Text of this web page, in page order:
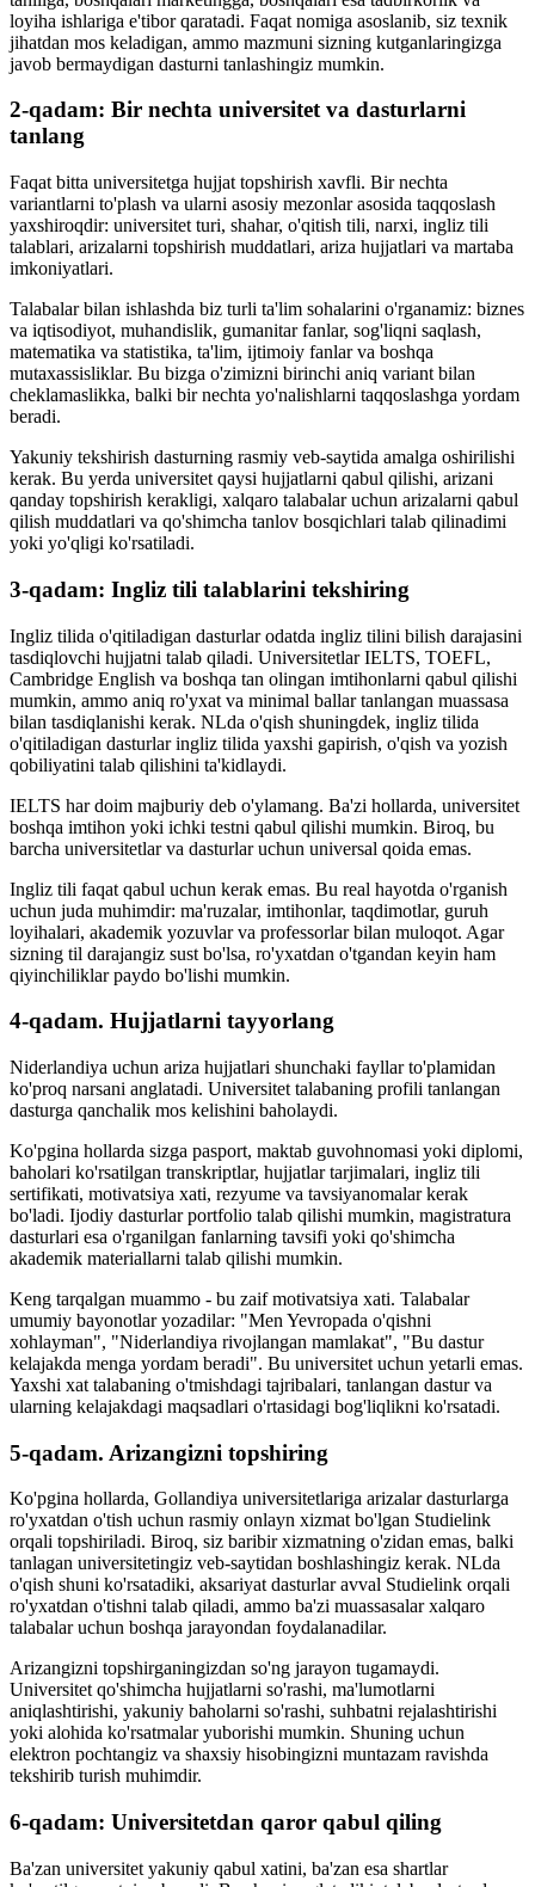
loyiha ishlariga e'tibor qaratadi. Faqat nomiga asoslanib, siz texnik
jihatdan mos keladigan, ammo mazmuni sizning kutganlaringizga
javob bermaydigan dasturni tanlashingiz mumkin.
2-qadam: Bir nechta universitet va dasturlarni
tanlang
Faqat bitta universitetga hujjat topshirish xavfli. Bir nechta
variantlarni to'plash va ularni asosiy mezonlar asosida taqqoslash
yaxshiroqdir: universitet turi, shahar, o'qitish tili, narxi, ingliz tili
talablari, arizalarni topshirish muddatlari, ariza hujjatlari va martaba
imkoniyatlari.
Talabalar bilan ishlashda biz turli ta'lim sohalarini o'rganamiz: biznes
va iqtisodiyot, muhandislik, gumanitar fanlar, sog'liqni saqlash,
matematika va statistika, ta'lim, ijtimoiy fanlar va boshqa
mutaxassisliklar. Bu bizga o'zimizni birinchi aniq variant bilan
cheklamaslikka, balki bir nechta yo'nalishlarni taqqoslashga yordam
beradi.
Yakuniy tekshirish dasturning rasmiy veb-saytida amalga oshirilishi
kerak. Bu yerda universitet qaysi hujjatlarni qabul qilishi, arizani
qanday topshirish kerakligi, xalqaro talabalar uchun arizalarni qabul
qilish muddatlari va qo'shimcha tanlov bosqichlari talab qilinadimi
yoki yo'qligi ko'rsatiladi.
3-qadam: Ingliz tili talablarini tekshiring
Ingliz tilida o'qitiladigan dasturlar odatda ingliz tilini bilish darajasini
tasdiqlovchi hujjatni talab qiladi. Universitetlar IELTS, TOEFL,
Cambridge English va boshqa tan olingan imtihonlarni qabul qilishi
mumkin, ammo aniq ro'yxat va minimal ballar tanlangan muassasa
bilan tasdiqlanishi kerak. NLda o'qish shuningdek, ingliz tilida
o'qitiladigan dasturlar ingliz tilida yaxshi gapirish, o'qish va yozish
qobiliyatini talab qilishini ta'kidlaydi.
IELTS har doim majburiy deb o'ylamang. Ba'zi hollarda, universitet
boshqa imtihon yoki ichki testni qabul qilishi mumkin. Biroq, bu
barcha universitetlar va dasturlar uchun universal qoida emas.
Ingliz tili faqat qabul uchun kerak emas. Bu real hayotda o'rganish
uchun juda muhimdir: ma'ruzalar, imtihonlar, taqdimotlar, guruh
loyihalari, akademik yozuvlar va professorlar bilan muloqot. Agar
sizning til darajangiz sust bo'lsa, ro'yxatdan o'tgandan keyin ham
qiyinchiliklar paydo bo'lishi mumkin.
4-qadam. Hujjatlarni tayyorlang
Niderlandiya uchun ariza hujjatlari shunchaki fayllar to'plamidan
ko'proq narsani anglatadi. Universitet talabaning profili tanlangan
dasturga qanchalik mos kelishini baholaydi.
Ko'pgina hollarda sizga pasport, maktab guvohnomasi yoki diplomi,
baholari ko'rsatilgan transkriptlar, hujjatlar tarjimalari, ingliz tili
sertifikati, motivatsiya xati, rezyume va tavsiyanomalar kerak
bo'ladi. Ijodiy dasturlar portfolio talab qilishi mumkin, magistratura
dasturlari esa o'rganilgan fanlarning tavsifi yoki qo'shimcha
akademik materiallarni talab qilishi mumkin.
Keng tarqalgan muammo - bu zaif motivatsiya xati. Talabalar
umumiy bayonotlar yozadilar: "Men Yevropada o'qishni
xohlayman", "Niderlandiya rivojlangan mamlakat", "Bu dastur
kelajakda menga yordam beradi". Bu universitet uchun yetarli emas.
Yaxshi xat talabaning o'tmishdagi tajribalari, tanlangan dastur va
ularning kelajakdagi maqsadlari o'rtasidagi bog'liqlikni ko'rsatadi.
5-qadam. Arizangizni topshiring
Ko'pgina hollarda, Gollandiya universitetlariga arizalar dasturlarga
ro'yxatdan o'tish uchun rasmiy onlayn xizmat bo'lgan Studielink
orqali topshiriladi. Biroq, siz baribir xizmatning o'zidan emas, balki
tanlagan universitetingiz veb-saytidan boshlashingiz kerak. NLda
o'qish shuni ko'rsatadiki, aksariyat dasturlar avval Studielink orqali
ro'yxatdan o'tishni talab qiladi, ammo ba'zi muassasalar xalqaro
talabalar uchun boshqa jarayondan foydalanadilar.
Arizangizni topshirganingizdan so'ng jarayon tugamaydi.
Universitet qo'shimcha hujjatlarni so'rashi, ma'lumotlarni
aniqlashtirishi, yakuniy baholarni so'rashi, suhbatni rejalashtirishi
yoki alohida ko'rsatmalar yuborishi mumkin. Shuning uchun
elektron pochtangiz va shaxsiy hisobingizni muntazam ravishda
tekshirib turish muhimdir.
6-qadam: Universitetdan qaror qabul qiling
Ba'zan universitet yakuniy qabul xatini, ba'zan esa shartlar